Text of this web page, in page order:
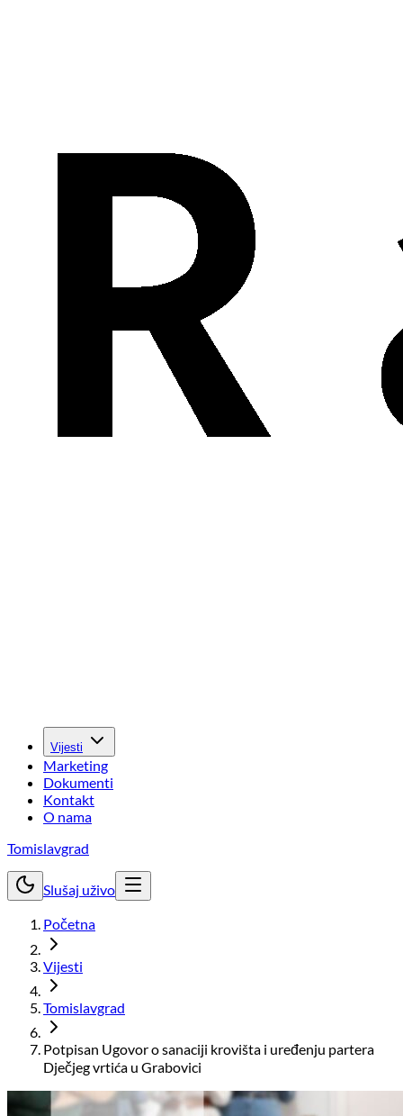
Vijesti
Marketing
Dokumenti
Kontakt
O nama
Tomislavgrad
Slušaj uživo
Početna
Vijesti
Tomislavgrad
Potpisan Ugovor o sanaciji krovišta i uređenju partera
Dječjeg vrtića u Grabovici